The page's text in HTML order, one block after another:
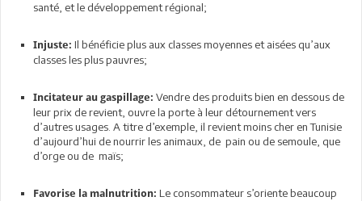
santé, et le développement régional;
Injuste: Il bénéficie plus aux classes moyennes et aisées qu’aux
classes les plus pauvres;
Incitateur au gaspillage: Vendre des produits bien en dessous de
leur prix de revient, ouvre la porte à leur détournement vers
d’autres usages. A titre d’exemple, il revient moins cher en Tunisie
d’aujourd’hui de nourrir les animaux, de pain ou de semoule, que
d’orge ou de maïs;
Favorise la malnutrition: Le consommateur s’oriente beaucoup